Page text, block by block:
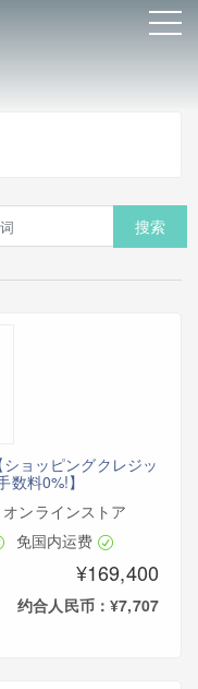
搜索
ョッピングクレジッ
数料0%!】
ンラインストア
免国内运费
¥169,400
约合人民币：¥7,707